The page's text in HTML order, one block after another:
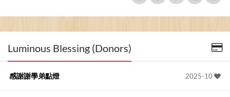
Luminous Blessing (Donors)
2025-10
感謝謝學弟點燈